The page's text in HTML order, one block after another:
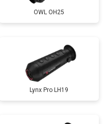
OWL OH25
Lynx Pro LH19